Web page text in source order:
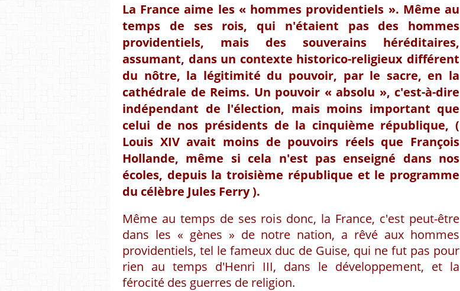
La France aime les « hommes providentiels ». Même au
temps de ses rois, qui n'étaient pas des hommes
providentiels, mais des souverains héréditaires,
assumant, dans un contexte historico-religieux différent
du nôtre, la légitimité du pouvoir, par le sacre, en la
cathédrale de Reims. Un pouvoir « absolu », c'est-à-dire
indépendant de l'élection, mais moins important que
celui de nos présidents de la cinquième république, (
Louis XIV avait moins de pouvoirs réels que François
Hollande, même si cela n'est pas enseigné dans nos
écoles, depuis la troisième république et le programme
du célèbre Jules Ferry ).
Même au temps de ses rois donc, la France, c'est peut-être
dans les « gènes » de notre nation, a rêvé aux hommes
providentiels, tel le fameux duc de Guise, qui ne fut pas pour
rien au temps d'Henri III, dans le développement, et la
férocité des guerres de religion.